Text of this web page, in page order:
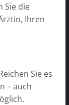
Sie die
Ihren
Sie es
– auch